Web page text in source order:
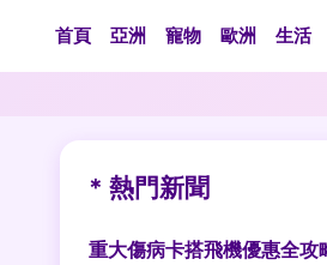
首頁 亞洲 寵物 歐洲 生活
* 熱門新聞
重大傷病卡搭飛機優惠全攻